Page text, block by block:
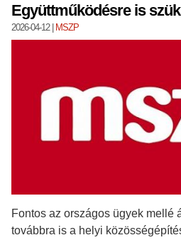
Együttműködésre is
2026-04-12| MSZP
Fontos az országos ügyek mellé
továbbra is a helyi